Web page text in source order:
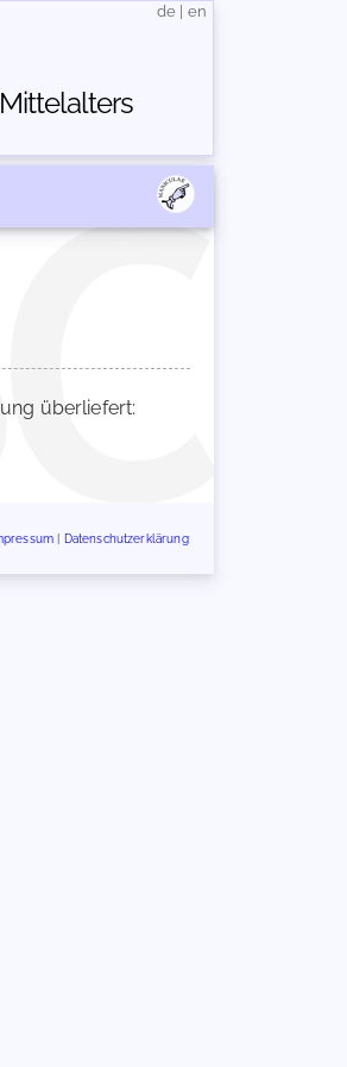
de en
überliefert:
Datenschutzerklärung